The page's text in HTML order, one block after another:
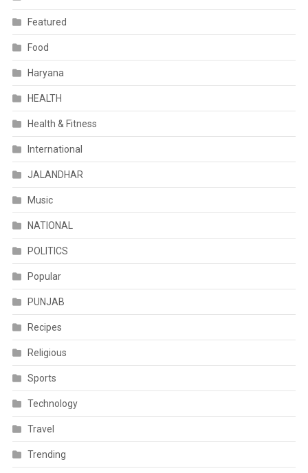
Featured
Food
Haryana
HEALTH
Health & Fitness
International
JALANDHAR
Music
NATIONAL
POLITICS
Popular
PUNJAB
Recipes
Religious
Sports
Technology
Travel
Trending